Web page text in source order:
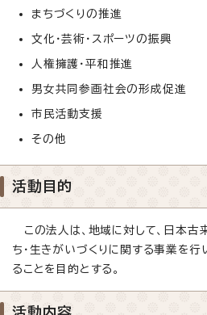
まちづくりの推進
文化・芸術・スポーツの振興
人権擁護・平和推進
男女共同参画社会の形成促進
市民活動支援
その他
活動目的
この法人は、地域に対して、日本古
ち・生きがいづくりに関する事業を行
ることを目的とする。
活動内容